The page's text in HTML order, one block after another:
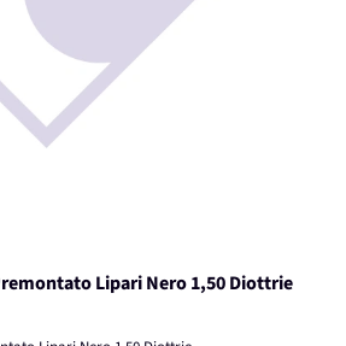
Lipari Nero 1,50 Diottrie